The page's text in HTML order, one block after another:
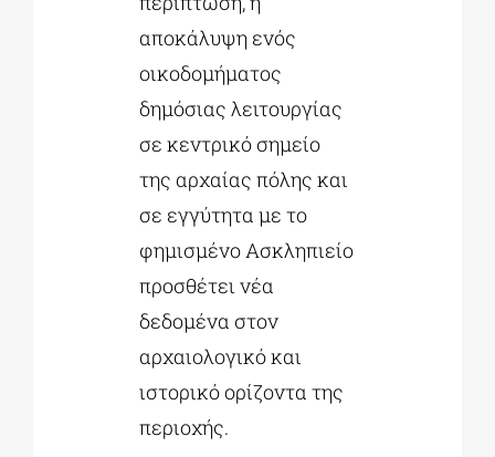
αποκάλυψη ενός
οικοδομήματος
δημόσιας λειτουργίας
σε κεντρικό σημείο
της αρχαίας πόλης και
σε εγγύτητα με το
φημισμένο Ασκληπιείο
προσθέτει νέα
δεδομένα στον
αρχαιολογικό και
ιστορικό ορίζοντα της
περιοχής.